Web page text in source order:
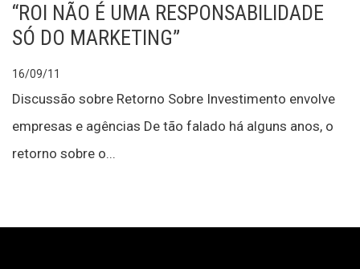
“ROI NÃO É UMA RESPONSABILIDADE
SÓ DO MARKETING”
16/09/11
Discussão sobre Retorno Sobre Investimento envolve
empresas e agências De tão falado há alguns anos, o
retorno sobre o...